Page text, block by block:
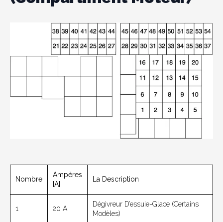
Nombre
Ampères
[A]
La Description
1 20 A
Dégivreur D’essuie-Glace (Certains
Modèles)